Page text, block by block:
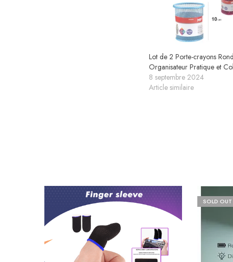
Lot de 2 Porte-crayons
Organisateur Pratique et
8 septembre 2024
Article similaire
SOLD OUT